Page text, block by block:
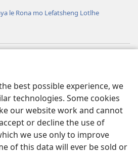
best possible experience, we
technologies. Some cookies
our website work and cannot
or decline the use of
we use only to improve
of this data will ever be sold or
le Rona mo Lefatsheng Lotlhe